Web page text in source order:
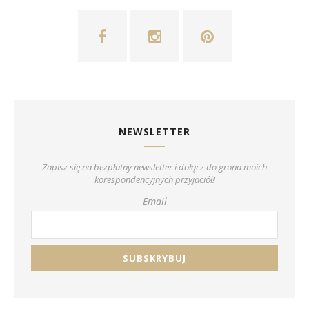
NEWSLETTER
Zapisz się na bezpłatny newsletter i dołącz do grona moich
korespondencyjnych przyjaciół!
Email